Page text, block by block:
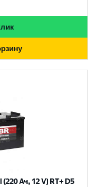
Ач, 12 V) RT+ D5